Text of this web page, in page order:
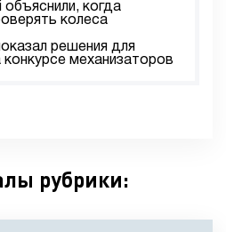
когда
колеса
решения для
конкурсе механизаторов
рубрики: